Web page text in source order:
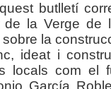
butlletí
la Verge de
la
ideat i
locals com el
García